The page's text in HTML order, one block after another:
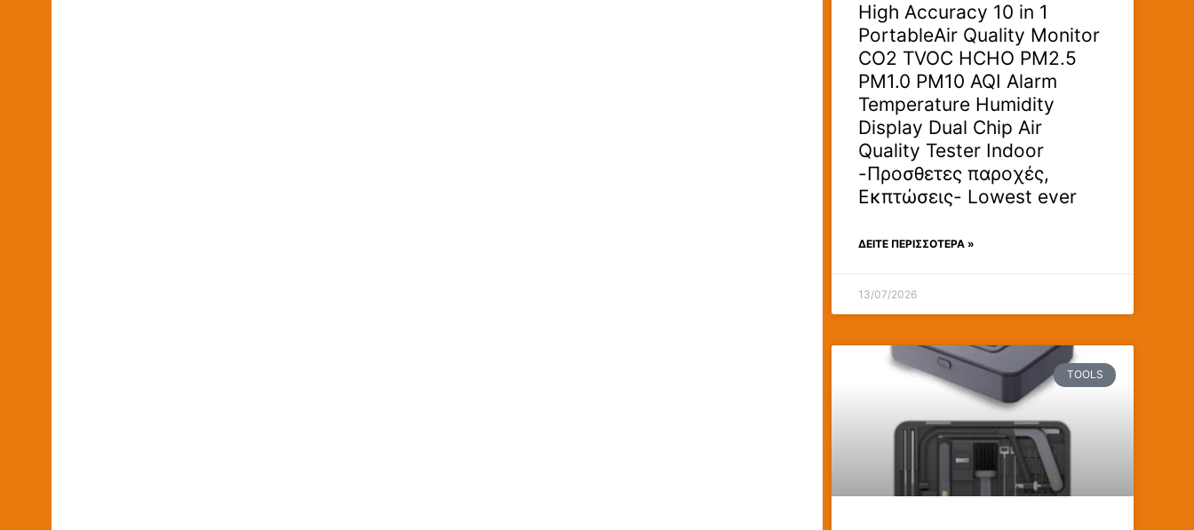
High Accuracy 10 in 1
PortableAir Quality Monitor
CO2 TVOC HCHO PM2.5
PM1.0 PM10 AQI Alarm
Temperature Humidity
Display Dual Chip Air
Quality Tester Indoor
-Προσθετες παροχές,
Εκπτώσεις- Lowest ever
ΔΕΊΤΕ ΠΕΡΙΣΣΟΤΕΡΑ »
13/07/2026
TOOLS